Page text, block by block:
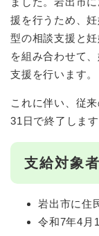
援を行うため、
型の相談支援と
を組み合わせて
支援を行います。
これに伴い、従
31日で終了します
支給対象者
岩出市に住
令和7年4月